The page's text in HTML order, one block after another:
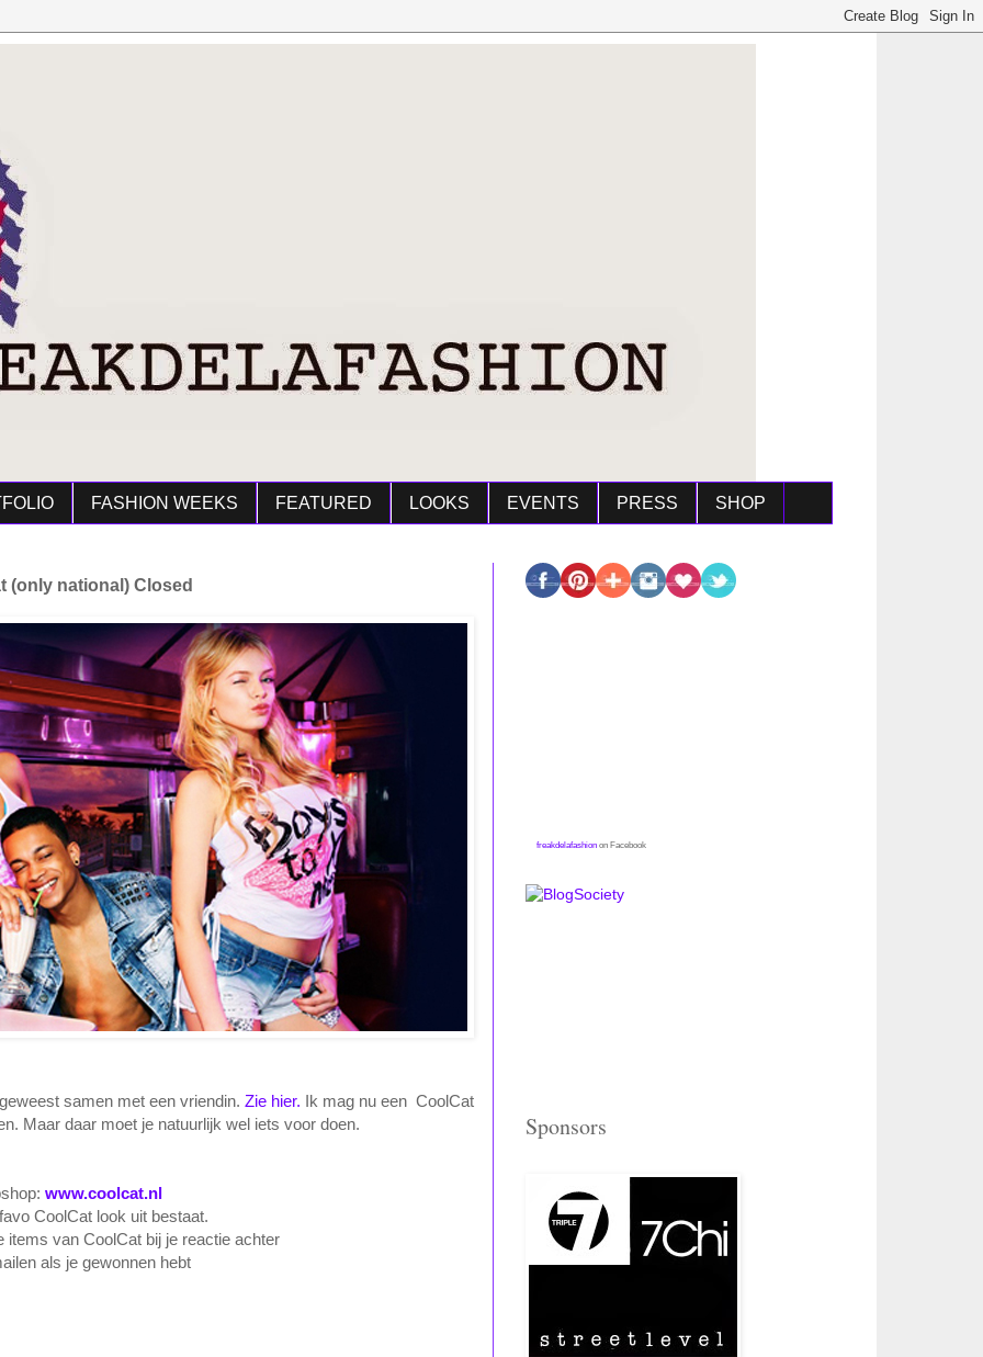
FASHION WEEKS FEATURED LOOKS EVENTS PRESS SHOP
(only national) Closed
samen met een vriendin. Zie hier. Ik mag nu een CoolCat
Maar daar moet je natuurlijk wel iets voor doen.
www.coolcat.nl
CoolCat look uit bestaat.
van CoolCat bij je reactie achter
als je gewonnen hebt
freakdelafashion on Facebook
Sponsors